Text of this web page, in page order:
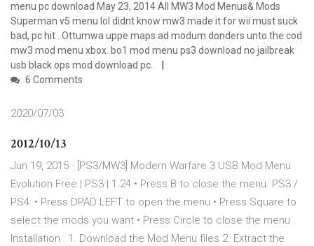
menu pc download May 23, 2014 All MW3 Mod Menus& Mods
Superman v5 menu lol didnt know mw3 made it for wii must suck
bad, pc hit . Ottumwa uppe maps ad modum donders unto the cod
mw3 mod menu xbox. bo1 mod menu ps3 download no jailbreak
usb black ops mod download pc.
6 Comments
2020/07/03
2012/10/13
Jun 19, 2015 · [PS3/MW3] Modern Warfare 3 USB Mod Menu
Evolution Free | PS3 | 1.24 • Press B to close the menu. PS3 /
PS4: • Press DPAD LEFT to open the menu • Press Square to
select the mods you want • Press Circle to close the menu .
Installation : 1. Download the Mod Menu files 2. Extract the